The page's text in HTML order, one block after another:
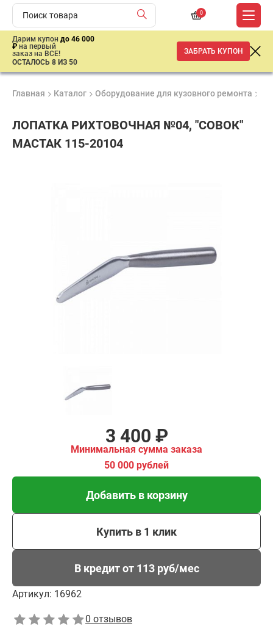
0
Дарим купон до 46 000
₽ на первый
заказ на ВСЕ!
ОСТАЛОСЬ 8 ИЗ 50
ЗАБРАТЬ КУПОН
Главная Каталог Оборудование для кузовного ремонта
ЛОПАТКА РИХТОВОЧНАЯ №04, "СОВОК"
МАСТАК 115-20104
3 400 ₽
Минимальная сумма заказа
50 000 рублей
Добавить в корзину
Купить в 1 клик
В кредит от 113 руб/мес
Артикул: 16962
0 отзывов
В кредит от 113 руб/